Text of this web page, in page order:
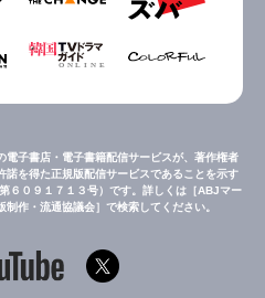
電子書店・電子書籍配信サービスが、著作権者
諾を得た正規版配信サービスであることを示す
６０９１７１３号）です。詳しくは［ABJマー
制作・流通協議会］で検索してください。